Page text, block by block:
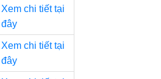
Xem chi tiết tại
đây
Xem chi tiết tại
đây